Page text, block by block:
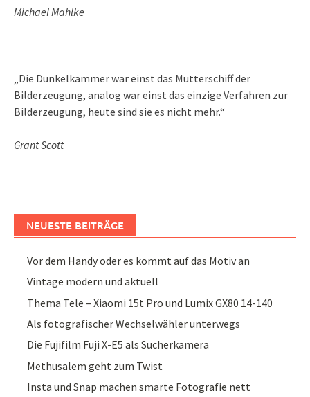
Michael Mahlke
„Die Dunkelkammer war einst das Mutterschiff der
Bilderzeugung, analog war einst das einzige Verfahren zur
Bilderzeugung, heute sind sie es nicht mehr.“
Grant Scott
NEUESTE BEITRÄGE
Vor dem Handy oder es kommt auf das Motiv an
Vintage modern und aktuell
Thema Tele – Xiaomi 15t Pro und Lumix GX80 14-140
Als fotografischer Wechselwähler unterwegs
Die Fujifilm Fuji X-E5 als Sucherkamera
Methusalem geht zum Twist
Insta und Snap machen smarte Fotografie nett